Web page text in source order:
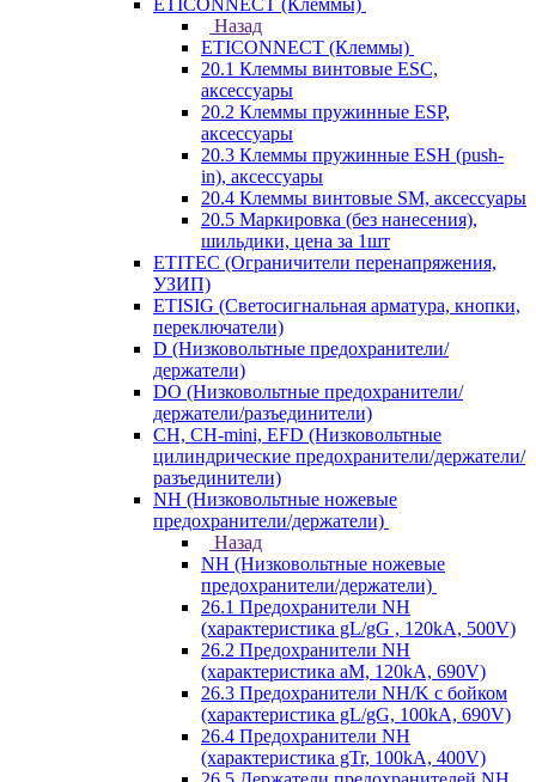
ETICONNECT (Клеммы)
Назад
ETICONNECT (Клеммы)
20.1 Клеммы винтовые ESC,
аксессуары
20.2 Клеммы пружинные ESP,
аксессуары
20.3 Клеммы пружинные ESH (push-
in), аксессуары
20.4 Клеммы винтовые SM, аксессуары
20.5 Маркировка (без нанесения),
шильдики, цена за 1шт
ETITEC (Ограничители перенапряжения,
УЗИП)
ETISIG (Светосигнальная арматура, кнопки,
переключатели)
D (Низковольтные предохранители/
держатели)
DO (Низковольтные предохранители/
держатели/разъединители)
CH, CH-mini, EFD (Низковольтные
цилиндрические предохранители/держатели/
разъединители)
NH (Низковольтные ножевые
предохранители/держатели)
Назад
NH (Низковольтные ножевые
предохранители/держатели)
26.1 Предохранители NH
(характеристика gL/gG , 120kA, 500V)
26.2 Предохранители NH
(характеристика aM, 120kA, 690V)
26.3 Предохранители NH/K с бойком
(характеристика gL/gG, 100kA, 690V)
26.4 Предохранители NH
(характеристика gTr, 100kA, 400V)